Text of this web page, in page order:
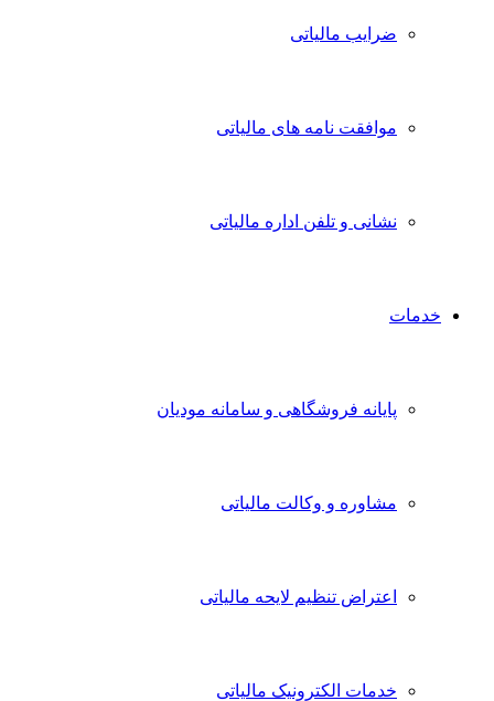
ضرایب مالیاتی
موافقت نامه های مالیاتی
نشانی و تلفن اداره مالیاتی
خدمات
پایانه فروشگاهی و سامانه مودیان
مشاوره و وکالت مالیاتی
اعتراض تنظیم لایحه مالیاتی
خدمات الکترونیک مالیاتی